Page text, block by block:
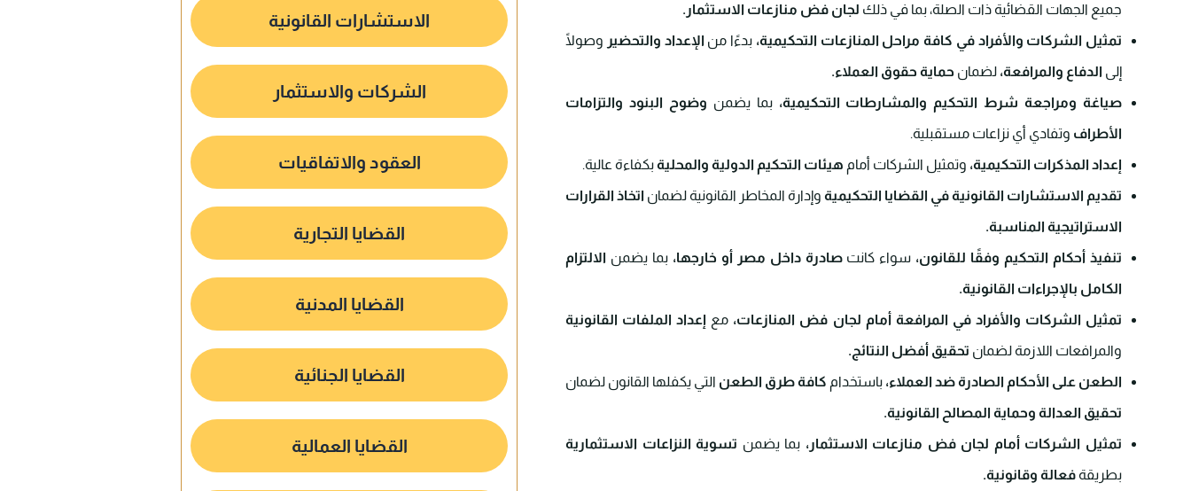
جميع الجهات القضائية ذات الصلة، بما في ذلك لجان فض منازعات الاستثمار.
تمثيل الشركات والأفراد في كافة مراحل المنازعات التحكيمية، بدءًا من الإعداد والتحضير وصولًا
إلى الدفاع والمرافعة، لضمان حماية حقوق العملاء.
صياغة ومراجعة شرط التحكيم والمشارطات التحكيمية، بما يضمن وضوح البنود والتزامات
الأطراف وتفادي أي نزاعات مستقبلية.
إعداد المذكرات التحكيمية، وتمثيل الشركات أمام هيئات التحكيم الدولية والمحليةبكفاءة عالية.
تقديم الاستشارات القانونية في القضايا التحكيمية وإدارة المخاطر القانونية لضمان اتخاذ القرارات
الاستراتيجية المناسبة.
تنفيذ أحكام التحكيم وفقًا للقانون، سواء كانتصادرة داخل مصر أو خارجها، بما يضمن الالتزام
الكامل بالإجراءات القانونية.
تمثيل الشركات والأفراد في المرافعة أمام لجان فض المنازعات، مع إعداد الملفات القانونية
والمرافعات اللازمة لضمان تحقيق أفضل النتائج.
الطعن على الأحكام الصادرة ضد العملاء، باستخدام كافة طرق الطعن التي يكفلها القانون لضمان
تحقيق العدالة وحماية المصالح القانونية.
تمثيل الشركات أمام لجان فض منازعات الاستثمار، بما يضمن تسوية النزاعات الاستثمارية
بطريقة فعالة وقانونية.
الاستشارات القانونية
الشركات والاستثمار
العقود والاتفاقيات
القضايا التجارية
القضايا المدنية
القضايا الجنائية
القضايا العمالية